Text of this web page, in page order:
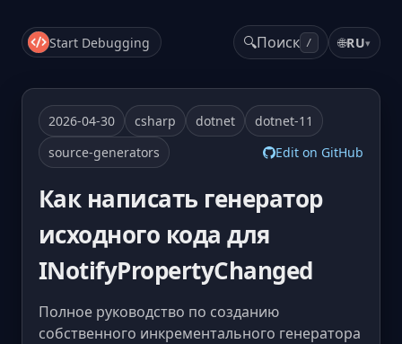
Start Debugging 🔍Поиск / 🌐RU▾
2026-04-30 csharp dotnet
dotnet-11
source-generators
Edit on GitHub
Как написать генератор
исходного кода для
INotifyPropertyChanged
Полное руководство по созданию
собственного инкрементального генератора